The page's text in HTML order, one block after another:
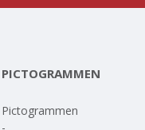
PICTOGRAMMEN
Pictogrammen